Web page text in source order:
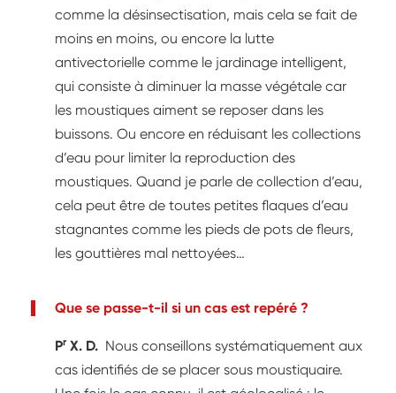
comme la désinsectisation, mais cela se fait de
moins en moins, ou encore la lutte
antivectorielle comme le jardinage intelligent,
qui consiste à diminuer la masse végétale car
les moustiques aiment se reposer dans les
buissons. Ou encore en réduisant les collections
d’eau pour limiter la reproduction des
moustiques. Quand je parle de collection d’eau,
cela peut être de toutes petites flaques d’eau
stagnantes comme les pieds de pots de fleurs,
les gouttières mal nettoyées…
Que se passe-t-il si un cas est repéré ?
Pr X. D. Nous conseillons systématiquement aux
cas identifiés de se placer sous moustiquaire.